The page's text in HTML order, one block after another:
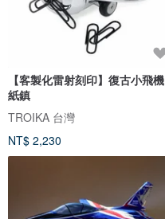
【客製化雷射刻印】復古小飛機
紙鎮
TROIKA 台灣
NT$ 2,230